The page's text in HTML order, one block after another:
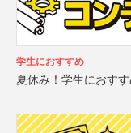
学生におすすめ
夏休み！学生におす